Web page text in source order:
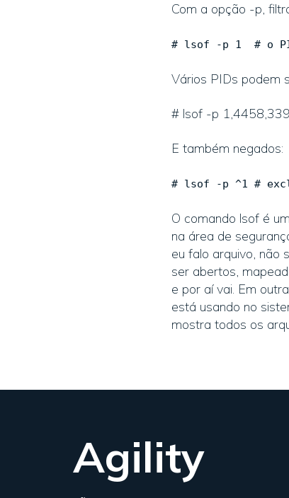
Com a opção -p,
# lsof -p 1 # o
Vários PIDs podem
# lsof -p
E também negados:
# lsof -p ^1 #
O comando lsof é
na área de
eu falo arquivo, não
ser abertos,
e por aí vai. Em
está usando no
mostra todos os
Agility